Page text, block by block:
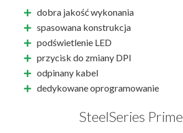
dobra jakość wykonania
spasowana konstrukcja
podświetlenie LED
przycisk do zmiany DPI
odpinany kabel
dedykowane oprogramowanie
SteelSeries Prime